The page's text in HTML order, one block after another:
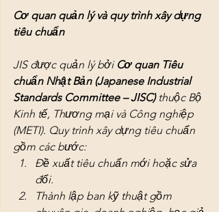
Cơ quan quản lý và quy trình xây dựng
tiêu chuẩn
JIS được quản lý bởi Cơ quan Tiêu
chuẩn Nhật Bản (Japanese Industrial
Standards Committee – JISC) thuộc Bộ
Kinh tế, Thương mại và Công nghiệp
(METI). Quy trình xây dựng tiêu chuẩn
gồm các bước:
Đề xuất tiêu chuẩn mới hoặc sửa
đổi.
Thành lập ban kỹ thuật gồm